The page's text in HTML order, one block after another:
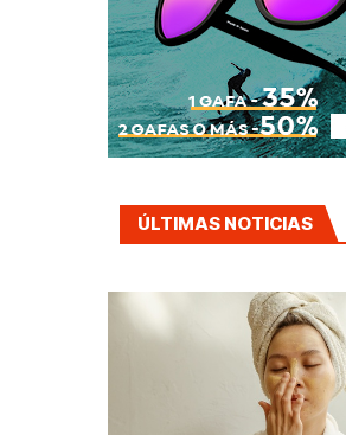
ÚLTIMAS NOTICIAS